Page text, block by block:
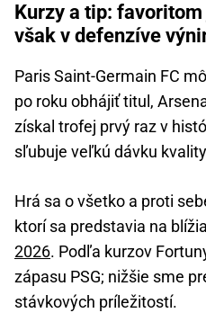
Kurzy a tip:
však v defenzíve
Paris Saint-Germain FC
po roku obhájiť titul,
získal trofej prvý raz v
sľubuje veľkú dávku
Hrá sa o všetko a proti
ktorí sa predstavia na
2026. Podľa kurzov
zápasu PSG; nižšie sme
stávkových príležitostí.